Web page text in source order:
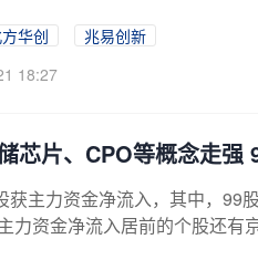
华创
兆易创新
18:27
芯片、CPO等概念走强
获主力资金净流入，其中，99
力资金净流入居前的个股还